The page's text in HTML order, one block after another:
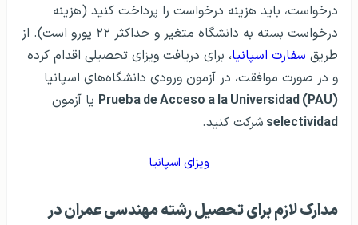
درخواست، باید هزینه درخواست را پرداخت کنید (هزینه
درخواست بسته به دانشگاه متغیر و حداکثر ۲۲ یورو است). از
طریق سفارت اسپانیا، برای دریافت ویزای تحصیلی اقدام کرده
و در صورت موافقت، در آزمون ورودی دانشگاه‌های اسپانیا
Prueba de Acceso a la Universidad (PAU) یا آزمون
selectividad شرکت کنید.
ویزای اسپانیا
مدارک لازم برای تحصیل رشته مهندسی عمران در